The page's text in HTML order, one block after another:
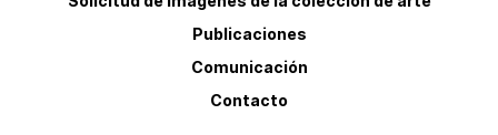
Publicaciones
Comunicación
Contacto